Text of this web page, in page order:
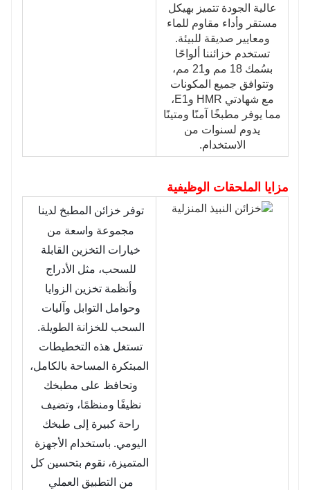
عالية الجودة تتميز بهيكل
مستقر وأداء مقاوم للماء
ومعايير صديقة للبيئة.
تستخدم خزائننا ألواحًا
بسُمك 18 مم و21 مم،
وتتوافق جميع المكونات
مع شهادتي HMR وE1،
مما يوفر مطبخًا آمنًا ومتينًا
يدوم لسنوات من
الاستخدام.
مزايا الملحقات الوظيفية